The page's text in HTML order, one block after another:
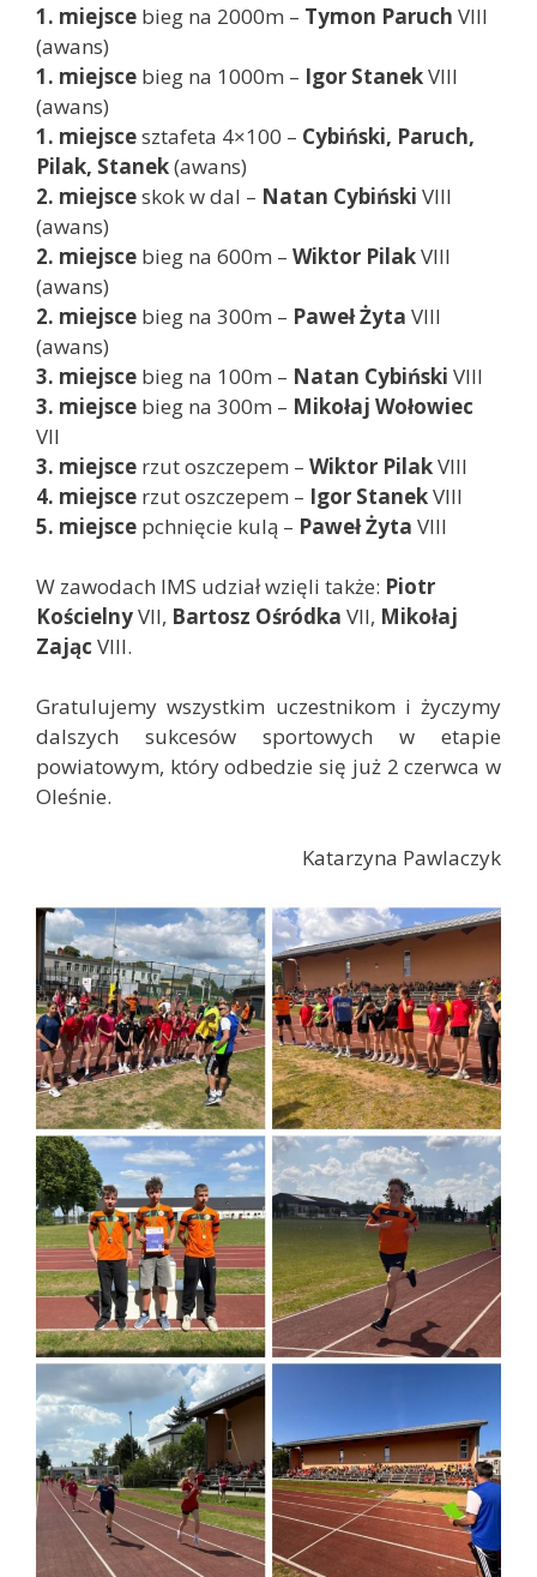
1. miejsce bieg na 2000m – Tymon Paruch VIII
(awans)
1. miejsce bieg na 1000m – Igor StanekVIII
(awans)
1. miejscesztafeta 4×100 – Cybiński, Paruch,
Pilak, Stanek(awans)
2. miejsceskok w dal – Natan Cybiński VIII
(awans)
2. miejsce bieg na 600m – Wiktor PilakVIII
(awans)
2. miejsce bieg na 300m – Paweł Żyta VIII
(awans)
3. miejsce bieg na 100m – Natan Cybiński VIII
3. miejsce bieg na 300m – Mikołaj Wołowiec
VII
3. miejsce rzut oszczepem – Wiktor PilakVIII
4. miejsce rzut oszczepem – Igor StanekVIII
5. miejsce pchnięcie kulą – Paweł Żyta VIII
W zawodach IMS udział wzięli także: Piotr
KościelnyVII, Bartosz Ośródka VII, Mikołaj
Zając VIII.
Gratulujemy wszystkim uczestnikom i życzymy
dalszych sukcesów sportowych w etapie
powiatowym, który odbedzie się już 2 czerwca w
Oleśnie.
Katarzyna Pawlaczyk